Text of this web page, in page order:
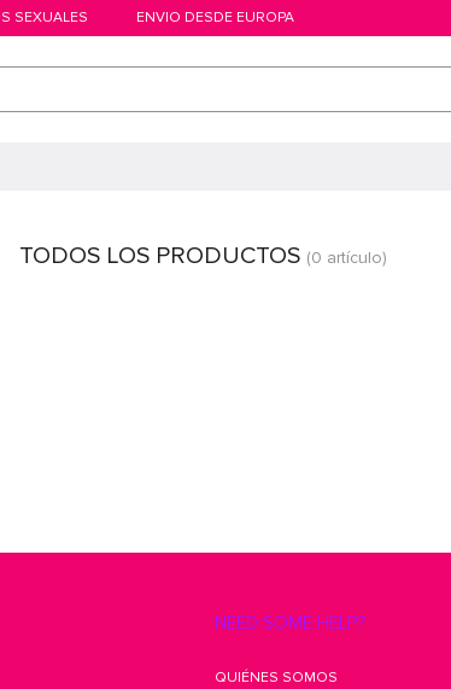
SEXUALES ENVIO DESDE EUROPA
TODOS LOS PRODUCTOS (0 artículo)
NEED SOME HELP?
QUIÉNES SOMOS